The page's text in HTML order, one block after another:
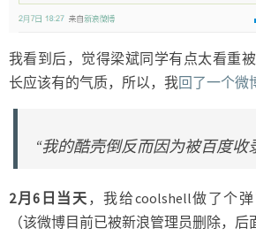
我看到后，觉得梁斌同学有点太看重
长应该有的气质，所以，我回了一个微
“我的酷壳倒反而因为被百度收
2月6日当天 ，我给coolshell做了个
（该微博目前已被新浪管理员删除，后